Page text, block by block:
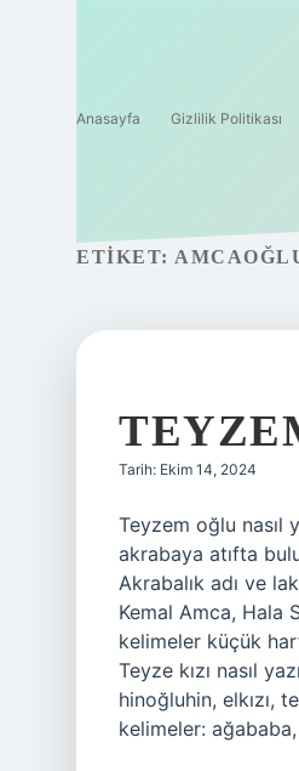
Anasayfa Gizlilik Politikası
ETIKET:
Tarih: Ekim 14, 2024
Teyzem oğlu nasıl
akrabaya atıfta
Akrabalık adı ve
Kemal Amca, Hala
kelimeler küçük
Teyze kızı nasıl
hinoğluhin, elkızı,
kelimeler: